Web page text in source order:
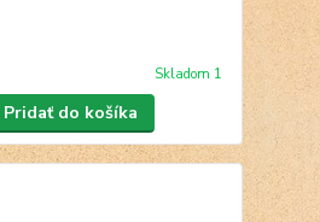
Skladom 1
Pridať do košíka